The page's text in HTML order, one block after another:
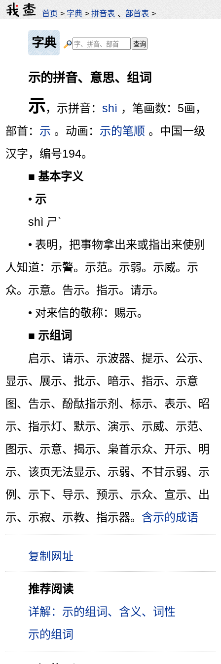
首页 > 字典 >拼音表 、部首表 >
字典
示的拼音、意思、组词
示，示拼音：shì ，笔画数：5画，
部首： 示 。动画： 示的笔顺 。中国一级
汉字，编号194。
■基本字义
• 示
shì ㄕˋ
• 表明，把事物拿出来或指出来使别
人知道：示警。示范。示弱。示威。示
众。示意。告示。指示。请示。
• 对来信的敬称：赐示。
■ 示组词
启示、请示、示波器、提示、公示、
显示、展示、批示、暗示、指示、示意
图、告示、酚酞指示剂、标示、表示、昭
示、指示灯、默示、演示、示威、示范、
图示、示意、揭示、枭首示众、开示、明
示、该页无法显示、示弱、不甘示弱、示
例、示下、导示、预示、示众、宣示、出
示、示寂、示教、指示器。 含示的成语
推荐阅读
详解：示的组词、含义、词性
示的组词